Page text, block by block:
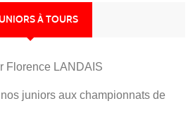
À TOURS
Florence LANDAIS
juniors aux championnats de